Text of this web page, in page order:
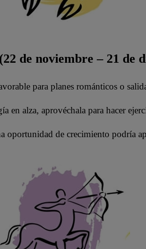
de noviembre – 21 de
para planes románticos o
en alza, aprovéchala para hacer
oportunidad de crecimiento podría